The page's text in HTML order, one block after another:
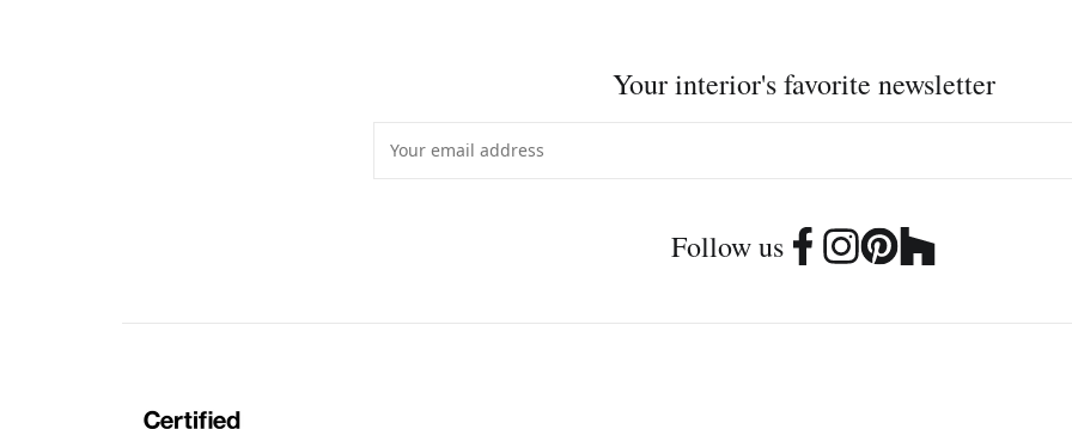
Your interior's favorite newsletter
Follow us